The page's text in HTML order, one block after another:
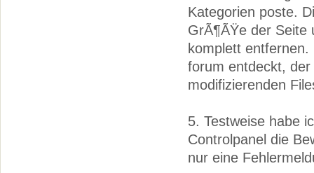
Kategorien poste.
GrÃ¶ÃŸe der
komplett
forum entdeckt,
modifizierenden
5. Testweise habe
Controlpanel die
nur eine